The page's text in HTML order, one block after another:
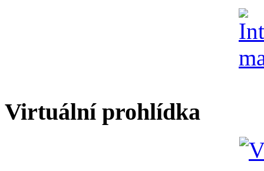
Virtuální prohlídka